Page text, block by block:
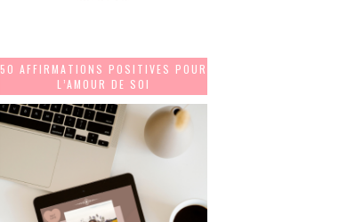
50 AFFIRMATIONS POSITIVES POUR
L’AMOUR DE SOI